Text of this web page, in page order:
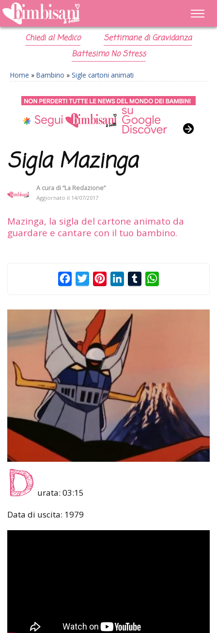
Chiedi al Medico
Settimane di Gravidanza
Battesimo No Stress
Home » Bambino » Sigle cartoni animati
Sigla Mazinga
A cura di“La Redazione”
Aggiornato il 14/07/2017
Mazinga, la sigla del cartone animato da
guardare e cantare con il tuo bambino.
FacebookTwitterPinterestLinkedInTumblr
D urata: 03:15
Data di uscita: 1979